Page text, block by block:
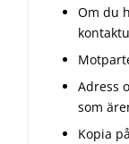
Om du
Adress
som
Kopia